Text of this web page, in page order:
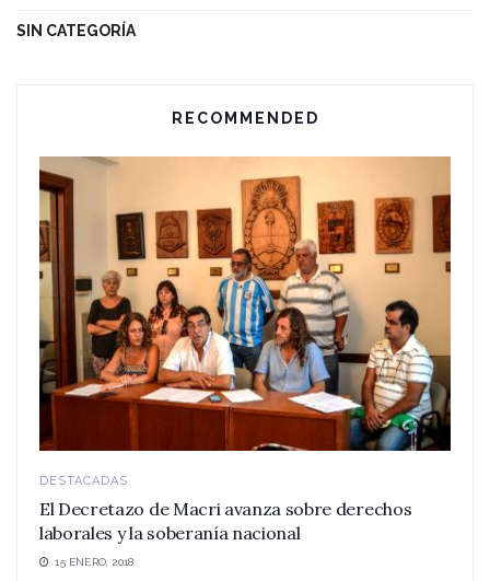
SIN CATEGORÍA
RECOMMENDED
DESTACADAS
El Decretazo de Macri avanza sobre derechos
laborales y la soberanía nacional
15 ENERO, 2018